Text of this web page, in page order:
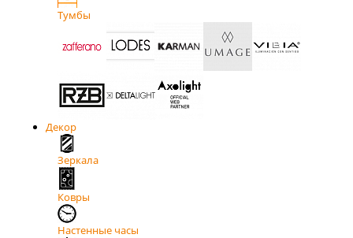
Тумбы
Декор
Зеркала
Ковры
Настенные часы